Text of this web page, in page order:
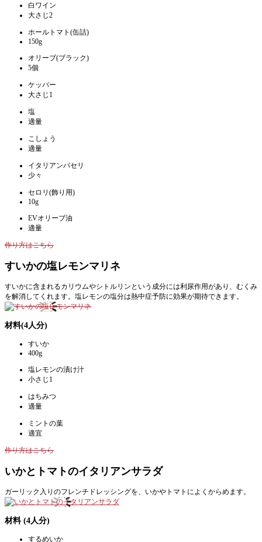
白ワイン
大さじ2
ホールトマト(缶詰)
150g
オリーブ(ブラック)
5個
ケッパー
大さじ1
塩
適量
こしょう
適量
イタリアンパセリ
少々
セロリ(飾り用)
10g
EVオリーブ油
適量
作り方はこちら
すいかの塩レモンマリネ
すいかに含まれるカリウムやシトルリンという成分には利尿作用があり、むくみ
を解消してくれます。塩レモンの塩分は熱中症予防に効果が期待できます。
材料(4人分)
すいか
400g
塩レモンの漬け汁
小さじ1
はちみつ
適量
ミントの葉
適宜
作り方はこちら
いかとトマトのイタリアンサラダ
ガーリック入りのフレンチドレッシングを、いかやトマトによくからめます。
材料 (4人分)
するめいか